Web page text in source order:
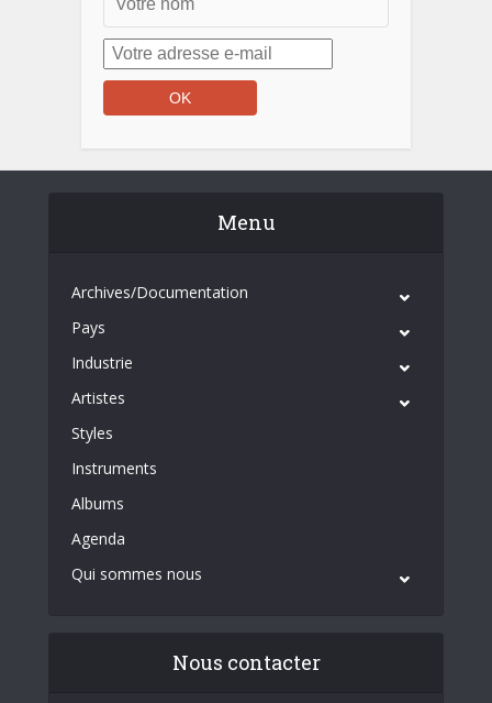
Menu
Archives/Documentation
Pays
Industrie
Artistes
Styles
Instruments
Albums
Agenda
Qui sommes nous
Nous contacter